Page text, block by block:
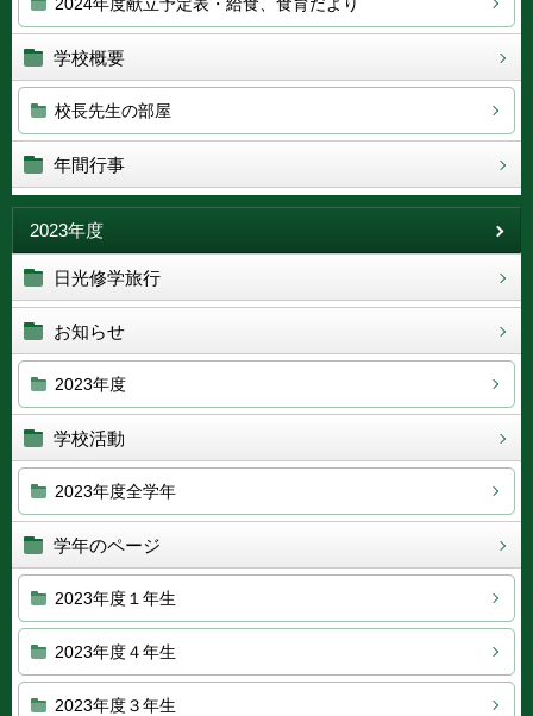
学校概要
校長先生の部屋
年間行事
2023年度
日光修学旅行
お知らせ
2023年度
学校活動
2023年度全学年
学年のページ
2023年度１年生
2023年度４年生
2023年度３年生